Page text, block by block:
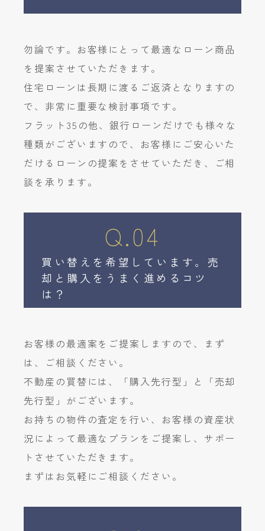
勿論です。お客様にとって最適なローン商品
を提案させていただきます。
住宅ローンは長期に渡るご返済となりますの
で、非常に重要な検討事項です。
フラット35の他、銀行ローンだけでも様々な
種類がございますので、お客様にご安心いた
だけるローンの提案をさせていただき、ご相
談を承ります。
Q.04
買い替えを希望しています。売
却と購入をうまく進めるコツ
は？
お客様の最適案をご提案しますので、まず
は、ご相談ください。
不動産の買替には、「購入先行型」と「売却
先行型」がございます。
お持ちの物件の査定を行い、お客様の資産状
況によって最適なプランをご提案し、サポー
トさせていただきます。
まずはお気軽にご相談ください。